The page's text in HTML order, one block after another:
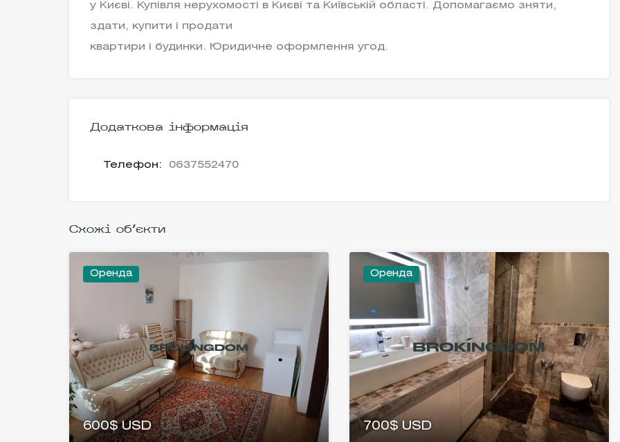
у Києві. Купівля нерухомості в Києві та Київській області. Допомагаємо зняти,
здати, купити і продати
квартири і будинки. Юридичне оформлення угод.
Додаткова інформація
Телефон: 0637552470
Схожі об'єкти
Оренда
600$ USD
Оренда
700$ USD